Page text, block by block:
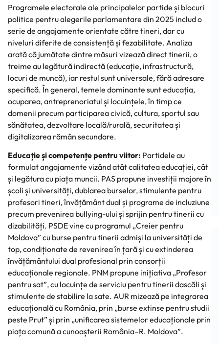
Programele electorale ale principalelor partide și blocuri
politice pentru alegerile parlamentare din 2025 includ o
serie de angajamente orientate către tineri, dar cu
niveluri diferite de consistență și fezabilitate. Analiza
arată că jumătate dintre măsuri vizează direct tinerii, o
treime au legătură indirectă (educație, infrastructură,
locuri de muncă), iar restul sunt universale, fără adresare
specifică. În general, temele dominante sunt educația,
ocuparea, antreprenoriatul și locuințele, în timp ce
domenii precum participarea civică, cultura, sportul sau
sănătatea, dezvoltare locală/rurală, securitatea și
digitalizarea rămân secundare.
Educație și competențe pentru viitor: Partidele au
formulat angajamente vizând atât calitatea educației, cât
și legătura cu piața muncii. PAS propune investiții majore în
școli și universități, dublarea burselor, stimulente pentru
profesori tineri, învățământ dual și programe de incluziune
precum prevenirea bullying-ului și sprijin pentru tinerii cu
dizabilități. PSDE vine cu programul „Creier pentru
Moldova” cu burse pentru tinerii admiși la universități de
top, condiționate de revenirea în țară și cu extinderea
învățământului dual profesional prin consorții
educaționale regionale. PNM propune inițiativa „Profesor
pentru sat”, cu locuințe de serviciu pentru tinerii dascăli și
stimulente de stabilire la sate. AUR mizează pe integrarea
educațională cu România, prin „burse extinse pentru studii
peste Prut” și prin „unificarea sistemelor educaționale prin
piața comună a cunoașterii România–R. Moldova”.